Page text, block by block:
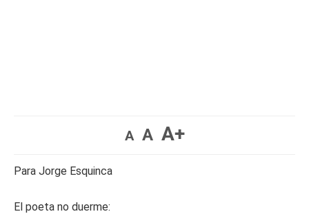
A A A+
Para Jorge Esquinca
El poeta no duerme: